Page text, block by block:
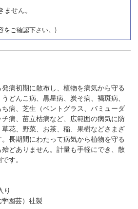
せん。
をご確認下さい。)
病初期に散布し、植物を病気から守る
どんこ病、黒星病、炭そ病、褐斑病、
病、芝生（ベントグラス、バミューダ
病、苗立枯病など、広範囲の病気に防
花、野菜、お茶、稲、果樹などさまざ
長期間にわたって病気から植物を守る
どありません。計量も手軽にでき、散
す。
り
園芸）社製